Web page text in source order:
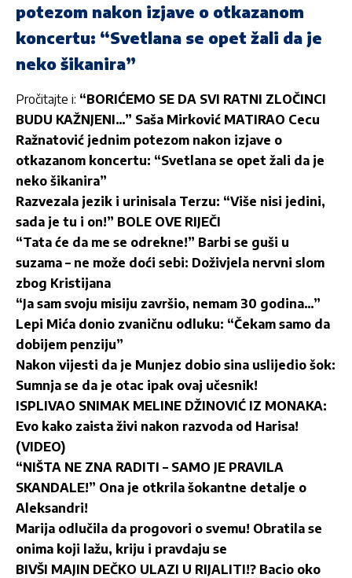
potezom nakon izjave o otkazanom
koncertu: “Svetlana se opet žali da je
neko šikanira”
Pročitajte i: “BORIĆEMO SE DA SVI RATNI ZLOČINCI
BUDU KAŽNJENI…” Saša Mirković MATIRAO Cecu
Ražnatović jednim potezom nakon izjave o
otkazanom koncertu: “Svetlana se opet žali da je
neko šikanira”
Razvezala jezik i urinisala Terzu: “Više nisi jedini,
sada je tu i on!” BOLE OVE RIJEČI
“Tata će da me se odrekne!” Barbi se guši u
suzama – ne može doći sebi: Doživjela nervni slom
zbog Kristijana
“Ja sam svoju misiju završio, nemam 30 godina…”
Lepi Mića donio zvaničnu odluku: “Čekam samo da
dobijem penziju”
Nakon vijesti da je Munjez dobio sina uslijedio šok:
Sumnja se da je otac ipak ovaj učesnik!
ISPLIVAO SNIMAK MELINE DŽINOVIĆ IZ MONAKA:
Evo kako zaista živi nakon razvoda od Harisa!
(VIDEO)
“NIŠTA NE ZNA RADITI – SAMO JE PRAVILA
SKANDALE!” Ona je otkrila šokantne detalje o
Aleksandri!
Marija odlučila da progovori o svemu! Obratila se
onima koji lažu, kriju i pravdaju se
BIVŠI MAJIN DEČKO ULAZI U RIJALITI!? Bacio oko